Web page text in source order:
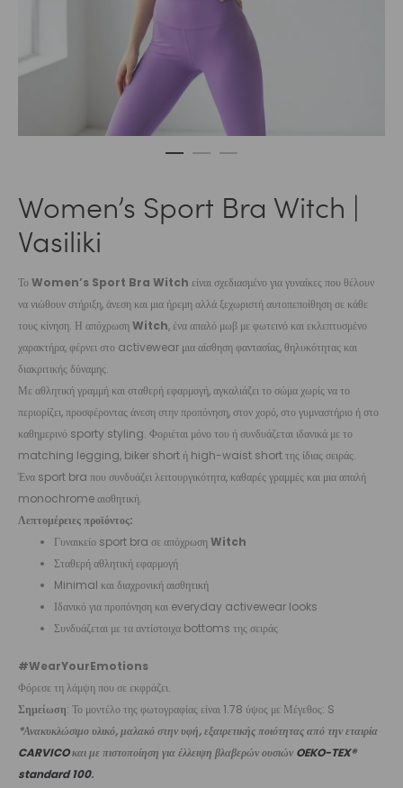
Women’s Sport Bra Witch |
Vasiliki
ΤοWomen’s Sport Bra Witch είναι σχεδιασμένο για γυναίκες που θέλουν
να νιώθουν στήριξη, άνεση και μια ήρεμη αλλά ξεχωριστή αυτοπεποίθηση σε κάθε
τους κίνηση. Η απόχρωσηWitch, ένα απαλό μωβ με φωτεινό και εκλεπτυσμένο
χαρακτήρα, φέρνει στο activewear μια αίσθηση φαντασίας, θηλυκότητας και
διακριτικής δύναμης.
Με αθλητική γραμμή και σταθερή εφαρμογή, αγκαλιάζει το σώμα χωρίς να το
περιορίζει, προσφέροντας άνεση στην προπόνηση, στον χορό, στο γυμναστήριο ή στο
καθημερινό sporty styling. Φοριέται μόνο του ή συνδυάζεται ιδανικά με το
matching legging, biker short ή high-waist short της ίδιας σειράς.
Ένα sport bra που συνδυάζει λειτουργικότητα, καθαρές γραμμές και μια απαλή
monochrome αισθητική.
Λεπτομέρειες προϊόντος:
Γυναικείο sport bra σε απόχρωσηWitch
Σταθερή αθλητική εφαρμογή
Minimal και διαχρονική αισθητική
Ιδανικό για προπόνηση και everyday activewear looks
Συνδυάζεται με τα αντίστοιχα bottoms της σειράς
#WearYourEmotions
Φόρεσε τη λάμψη που σε εκφράζει.
Σημείωση: Το μοντέλο της φωτογραφίας είναι 1.78 ύψος με Μέγεθος: S
*Ανακυκλώσιμο υλικό, μαλακό στην υφή, εξαιρετικής ποιότητας από την εταιρία
CARVICOκαι με πιστοποίηση για έλλειψη βλαβερών ουσιών OEKO-TEX®
standard 100.